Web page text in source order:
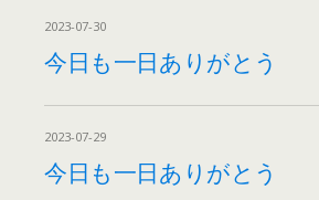
2023-07-30
今日も一日ありがとう
2023-07-29
今日も一日ありがとう